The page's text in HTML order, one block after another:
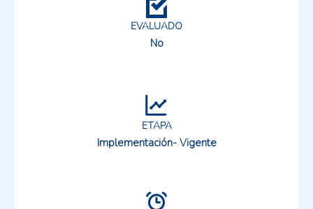
EVALUADO
No
ETAPA
Implementación- Vigente